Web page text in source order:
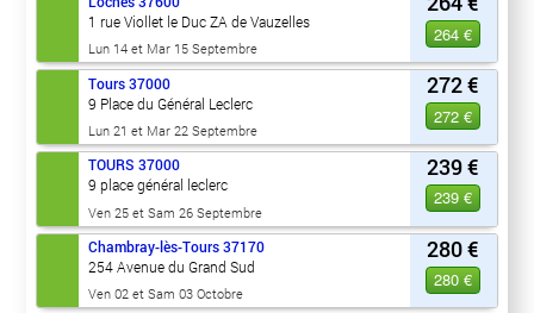
264 €
1 rue Viollet le Duc ZA de Vauzelles
Lun 14 et Mar 15 Septembre
272 €
272 €
Tours 37000
9 Place du Général Leclerc
Lun 21 et Mar 22 Septembre
239 €
239 €
TOURS 37000
9 place général leclerc
Ven 25 et Sam 26 Septembre
280 €
280 €
Chambray-lès-Tours 37170
254 Avenue du Grand Sud
Ven 02 et Sam 03 Octobre